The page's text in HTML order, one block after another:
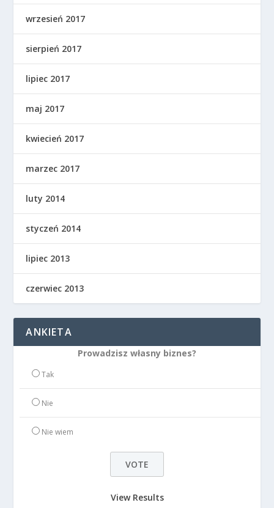
wrzesień 2017
sierpień 2017
lipiec 2017
maj 2017
kwiecień 2017
marzec 2017
luty 2014
styczeń 2014
lipiec 2013
czerwiec 2013
ANKIETA
Prowadzisz własny biznes?
Tak
Nie
Nie wiem
View Results